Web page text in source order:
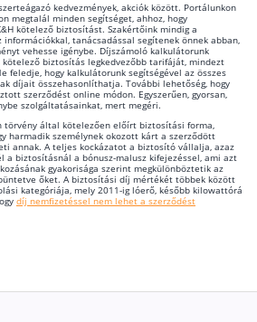
kedvezmények, akciók között. Portálunkon
megtalál minden segítséget, ahhoz, hogy
kötelező biztosítást. Szakértőink mindig a
tanácsadással segítenek önnek abban,
vehesse igénybe. Díjszámoló kalkulátorunk
kötelező biztosítás legkedvezőbb tarifáját, mindezt
feledje, hogy kalkulátorunk segítségével az összes
díjait összehasonlíthatja. További lehetőség, hogy
szerződést online módon. Egyszerűen, gyorsan,
szolgáltatásainkat, mert megéri.
törvény által kötelezően előírt biztosítási forma,
harmadik személynek okozott kárt a szerződött
annak. A teljes kockázatot a biztosító vállalja, azaz
a biztosításnál a bónusz-malusz kifejezéssel, ami azt
gyakorisága szerint megkülönböztetik az
őket. A biztosítási díj mértékét többek között
kategóriája, mely 2011-ig lóerő, később kilowattórá
díj nemfizetéssel nem lehet a szerződést